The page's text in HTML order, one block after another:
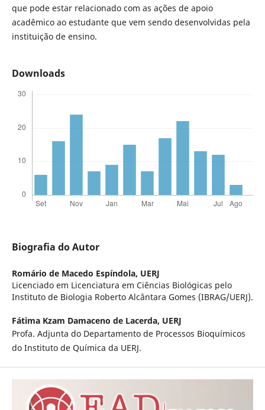
que pode estar relacionado com as ações de apoio
acadêmico ao estudante que vem sendo desenvolvidas pela
instituição de ensino.
Downloads
Biografia do Autor
Romário de Macedo Espí­ndola, UERJ
Licenciado em Licenciatura em Ciências Biológicas pelo
Instituto de Biologia Roberto Alcântara Gomes (IBRAG/UERJ).
Fátima Kzam Damaceno de Lacerda, UERJ
Profa. Adjunta do Departamento de Processos Bioquí­micos
do Instituto de Quí­mica da UERJ.